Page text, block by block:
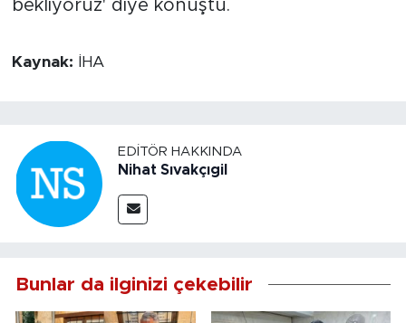
bekliyoruz' diye konuştu.
Kaynak: İHA
EDITÖR HAKKINDA
Nihat Sıvakçıgil
Bunlar da ilginizi çekebilir